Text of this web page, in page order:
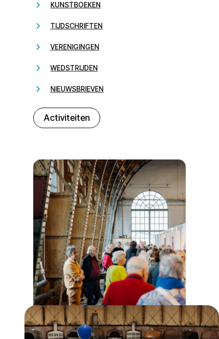
KUNSTBOEKEN
TIJDSCHRIFTEN
VERENIGINGEN
WEDSTRIJDEN
NIEUWSBRIEVEN
Activiteiten
232323